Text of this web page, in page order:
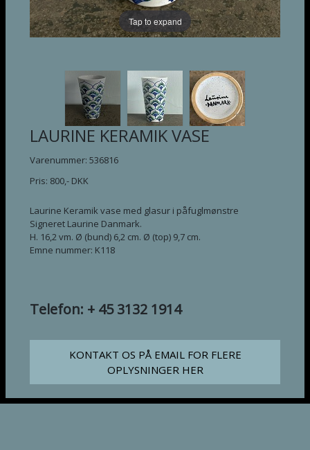
Tap to expand
LAURINE KERAMIK VASE
Varenummer: 536816
Pris: 800,- DKK
Laurine Keramik vase med glasur i påfuglmønstre
Signeret Laurine Danmark.
H. 16,2 vm. Ø (bund) 6,2 cm. Ø (top) 9,7 cm.
Emne nummer: K118
Telefon: + 45 3132 1914
KONTAKT OS PÅ EMAIL FOR FLERE
OPLYSNINGER HER